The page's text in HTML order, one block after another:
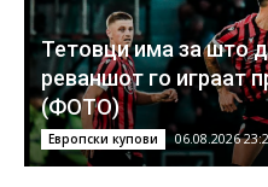
Тетовци има за што
реваншот го играат
(ФОТО)
Европски купови 06.08.2026